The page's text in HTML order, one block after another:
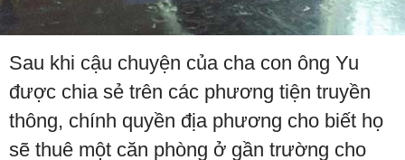
Sau khi cậu chuyện của cha con ông Yu
được chia sẻ trên các phương tiện truyền
thông, chính quyền địa phương cho biết họ
sẽ thuê một căn phòng ở gần trường cho